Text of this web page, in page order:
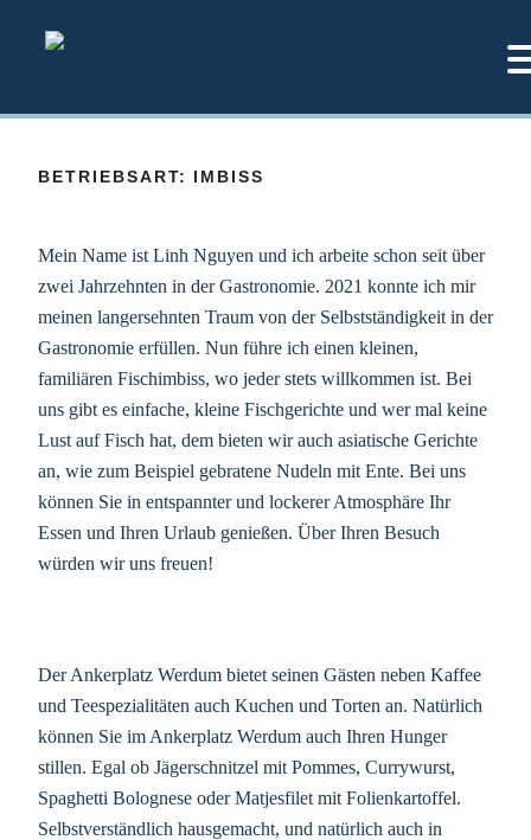
BETRIEBSART: IMBISS
Mein Name ist Linh Nguyen und ich arbeite schon seit über
zwei Jahrzehnten in der Gastronomie. 2021 konnte ich mir
meinen langersehnten Traum von der Selbstständigkeit in der
Gastronomie erfüllen. Nun führe ich einen kleinen,
familiären Fischimbiss, wo jeder stets willkommen ist. Bei
uns gibt es einfache, kleine Fischgerichte und wer mal keine
Lust auf Fisch hat, dem bieten wir auch asiatische Gerichte
an, wie zum Beispiel gebratene Nudeln mit Ente. Bei uns
können Sie in entspannter und lockerer Atmosphäre Ihr
Essen und Ihren Urlaub genießen. Über Ihren Besuch
würden wir uns freuen!
Der Ankerplatz Werdum bietet seinen Gästen neben Kaffee
und Teespezialitäten auch Kuchen und Torten an. Natürlich
können Sie im Ankerplatz Werdum auch Ihren Hunger
stillen. Egal ob Jägerschnitzel mit Pommes, Currywurst,
Spaghetti Bolognese oder Matjesfilet mit Folienkartoffel.
Selbstverständlich hausgemacht, und natürlich auch in